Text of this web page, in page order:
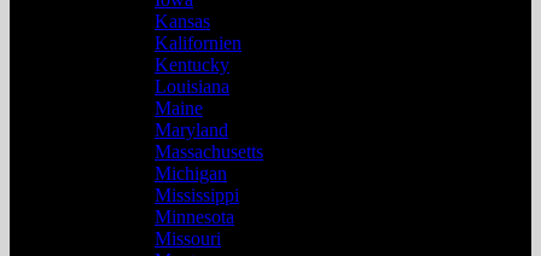
Kansas
Kalifornien
Kentucky
Louisiana
Maine
Maryland
Massachusetts
Michigan
Mississippi
Minnesota
Missouri